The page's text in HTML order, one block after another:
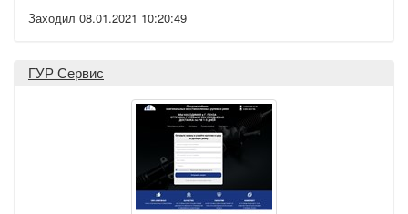
Заходил 08.01.2021 10:20:49
ГУР Сервис